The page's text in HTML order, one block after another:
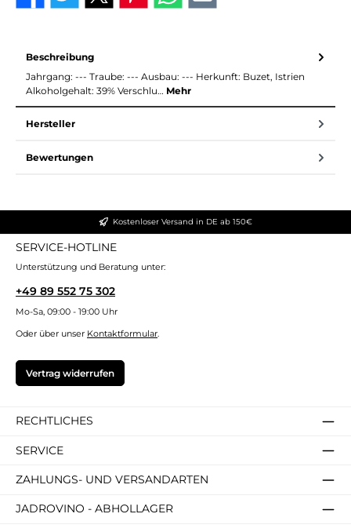
Beschreibung
Jahrgang: --- Traube: --- Ausbau: --- Herkunft: Buzet, Istrien
Alkoholgehalt: 39% Verschlu… Mehr
Hersteller
Bewertungen
Kostenloser Versand in DE ab 150€
SERVICE-HOTLINE
Unterstützung und Beratung unter:
+49 89 552 75 302
Mo-Sa, 09:00 - 19:00 Uhr
Oder über unser Kontaktformular.
Vertrag widerrufen
RECHTLICHES
SERVICE
ZAHLUNGS- UND VERSANDARTEN
JADROVINO - ABHOLLAGER